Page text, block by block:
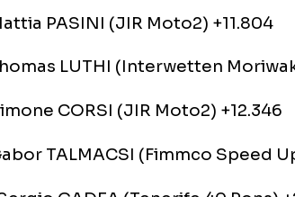
Rezultate clasa Moto2:
1. Shoya TOMIZAWA